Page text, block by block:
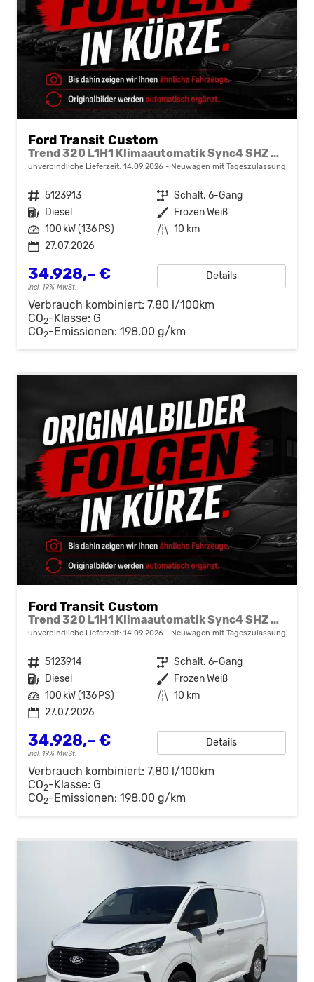
Ford Transit Custom
Trend 320 L1H1 Klimaautomatik Sync4 SHZ 2 x Einparkhilfe Kamera 5JG
unverbindliche Lieferzeit: 14.09.2026 Neuwagen mit Tageszulassung
Fahrzeugnr. 5123913 Getriebe Schalt. 6-Gang
Kraftstoff Diesel Außenfarbe Frozen Weiß
Leistung 100 kW (136 PS) Kilometerstand 10 km
27.07.2026
34.928,– €
incl. 19% MwSt.
Details
Verbrauch kombiniert: 7,80 l/100km
CO2-Klasse: G
CO2-Emissionen: 198,00 g/km
Ford Transit Custom
Trend 320 L1H1 Klimaautomatik Sync4 SHZ 2 x Einparkhilfe Kamera 5JG
unverbindliche Lieferzeit: 14.09.2026 Neuwagen mit Tageszulassung
Fahrzeugnr. 5123914 Getriebe Schalt. 6-Gang
Kraftstoff Diesel Außenfarbe Frozen Weiß
Leistung 100 kW (136 PS) Kilometerstand 10 km
27.07.2026
34.928,– €
incl. 19% MwSt.
Details
Verbrauch kombiniert: 7,80 l/100km
CO2-Klasse: G
CO2-Emissionen: 198,00 g/km